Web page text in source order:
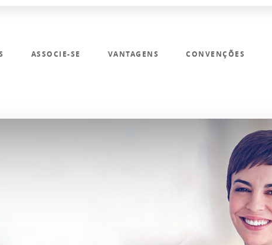
O SINDICATO
ASSOCIE-SE VANTAGENS CONVENÇÕES